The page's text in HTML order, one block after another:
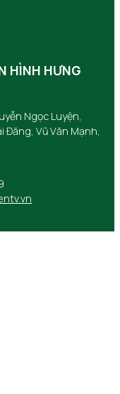
HÌNH HƯNG
Ngọc Luyện,
Đăng, Vũ Văn Mạnh,